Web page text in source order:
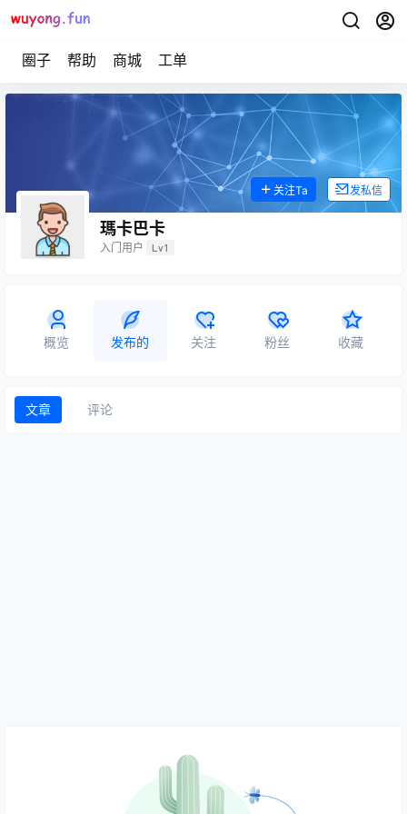
圈子 帮助 商城 工单
瑪卡巴卡
入门用户 Lv1
关注Ta 发私信
概览 发布的 关注 粉丝 收藏
文章 评论